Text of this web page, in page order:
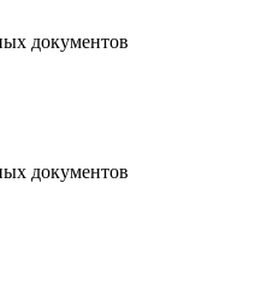
документов
документов